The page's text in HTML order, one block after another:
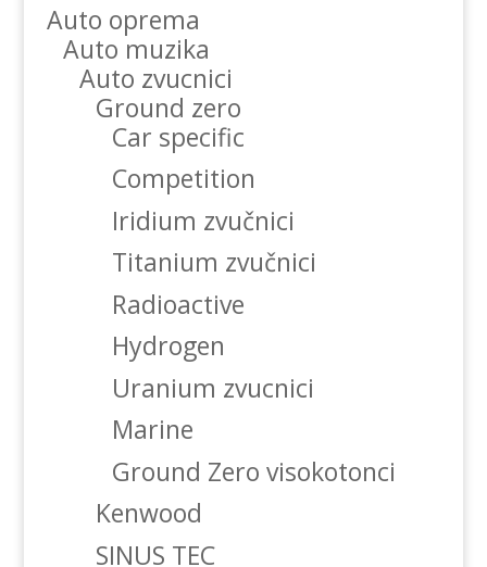
Auto oprema
Auto muzika
Auto zvucnici
Ground zero
Car specific
Competition
Iridium zvučnici
Titanium zvučnici
Radioactive
Hydrogen
Uranium zvucnici
Marine
Ground Zero visokotonci
Kenwood
SINUS TEC